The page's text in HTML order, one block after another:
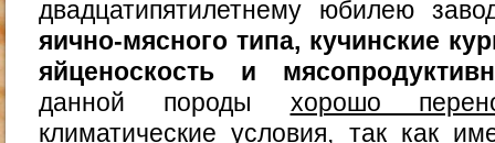
двадцатипятилетнему юбилею
яично-мясного типа, кучинские
яйценоскость и
данной породы хорошо
климатические условия, так как